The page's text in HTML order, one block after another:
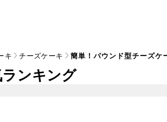
キ チーズケーキ 簡単！パウンド型チーズケ
ンキング